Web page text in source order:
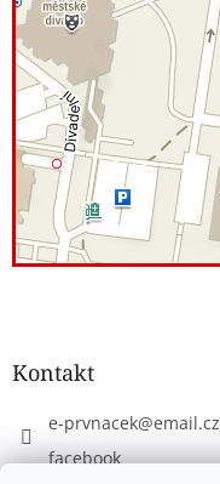
Kontakt
e-prvnacek@email.cz
facebook